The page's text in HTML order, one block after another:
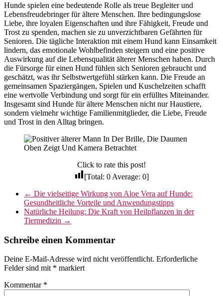
Hunde spielen eine bedeutende Rolle als treue Begleiter und
Lebensfreudebringer für ältere Menschen. Ihre bedingungslose
Liebe, ihre loyalen Eigenschaften und ihre Fähigkeit, Freude und
Trost zu spenden, machen sie zu unverzichtbaren Gefährten für
Senioren. Die tägliche Interaktion mit einem Hund kann Einsamkeit
lindern, das emotionale Wohlbefinden steigern und eine positive
Auswirkung auf die Lebensqualität älterer Menschen haben. Durch
die Fürsorge für einen Hund fühlen sich Senioren gebraucht und
geschätzt, was ihr Selbstwertgefühl stärken kann. Die Freude an
gemeinsamen Spaziergängen, Spielen und Kuschelzeiten schafft
eine wertvolle Verbindung und sorgt für ein erfülltes Miteinander.
Insgesamt sind Hunde für ältere Menschen nicht nur Haustiere,
sondern vielmehr wichtige Familienmitglieder, die Liebe, Freude
und Trost in den Alltag bringen.
Click to rate this post!
[Total: 0 Average: 0]
← Die vielseitige Wirkung von Aloe Vera auf Hunde:
Gesundheitliche Vorteile und Anwendungstipps
Natürliche Heilung: Die Kraft von Heilpflanzen in der
Tiermedizin →
Schreibe einen Kommentar
Deine E-Mail-Adresse wird nicht veröffentlicht. Erforderliche
Felder sind mit * markiert
Kommentar *